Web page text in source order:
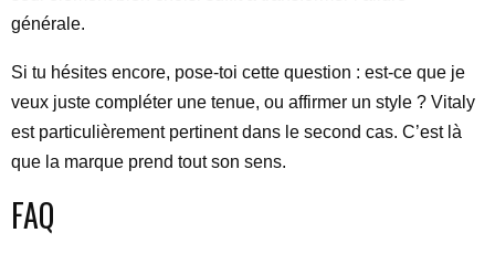
générale.
Si tu hésites encore, pose-toi cette question : est-ce que je
veux juste compléter une tenue, ou affirmer un style ? Vitaly
est particulièrement pertinent dans le second cas. C’est là
que la marque prend tout son sens.
FAQ